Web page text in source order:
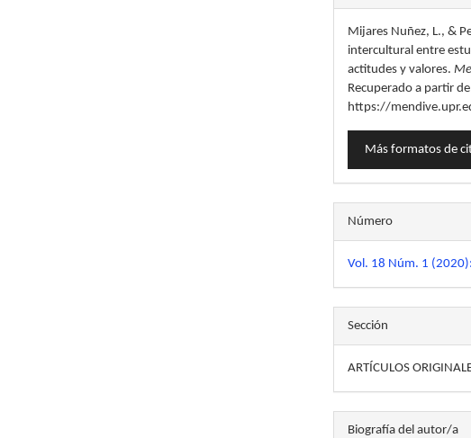
del
artículo
Mijares Nuñez, L., &
intercultural entre
actitudes y valores.
Recuperado a partir de
https://
Más formatos de
Número
Vol. 18 Núm. 1
Sección
ARTÍCULOS
Biografía del autor/a